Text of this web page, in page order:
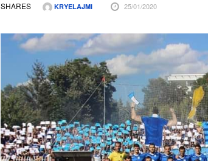
SHARES KRYELAJMI 25/01/2020